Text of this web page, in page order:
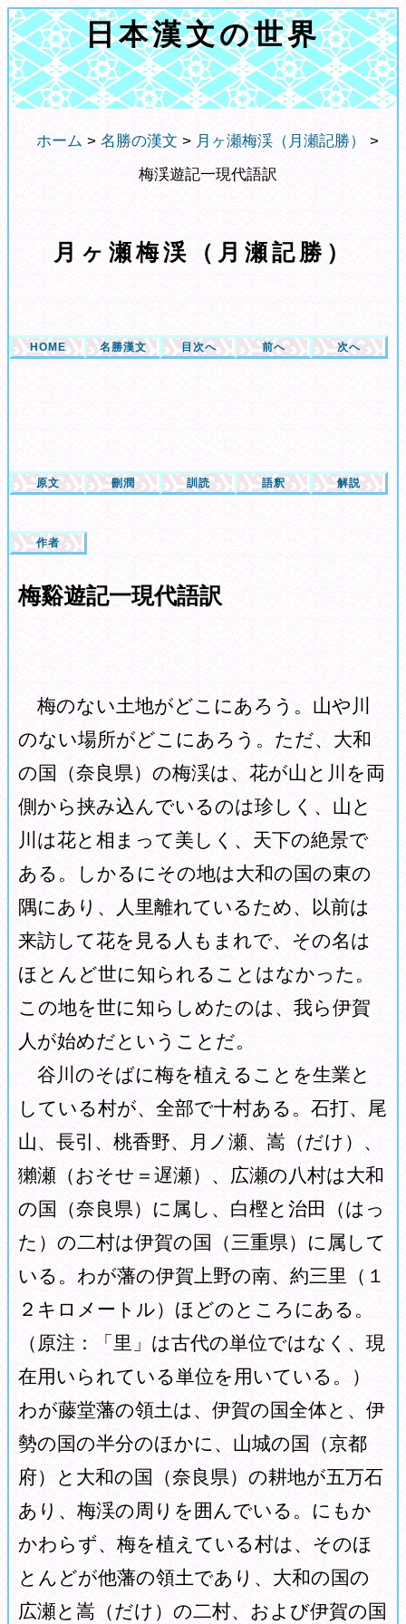
日本漢文の世界
月ヶ瀬梅渓（月瀬記勝）
梅谿遊記一現代語訳
梅のない土地がどこにあろう。山や川
のない場所がどこにあろう。ただ、大和
の国（奈良県）の梅渓は、花が山と川を両
側から挟み込んでいるのは珍しく、山と
川は花と相まって美しく、天下の絶景で
ある。しかるにその地は大和の国の東の
隅にあり、人里離れているため、以前は
来訪して花を見る人もまれで、その名は
ほとんど世に知られることはなかった。
この地を世に知らしめたのは、我ら伊賀
人が始めだということだ。
谷川のそばに梅を植えることを生業と
している村が、全部で十村ある。石打、尾
山、長引、桃香野、月ノ瀬、嵩（だけ）、
獺瀬（おそせ＝遅瀬）、広瀬の八村は大和
の国（奈良県）に属し、白樫と治田（はっ
た）の二村は伊賀の国（三重県）に属して
いる。わが藩の伊賀上野の南、約三里（１
２キロメートル）ほどのところにある。
（原注：「里」は古代の単位ではなく、現
在用いられている単位を用いている。）
わが藤堂藩の領土は、伊賀の国全体と、伊
勢の国の半分のほかに、山城の国（京都
府）と大和の国（奈良県）の耕地が五万石
あり、梅渓の周りを囲んでいる。にもか
かわらず、梅を植えている村は、そのほ
とんどが他藩の領土であり、大和の国の
広瀬と嵩（だけ）の二村、および伊賀の国
HOME 名勝漢文 目次へ 前へ 次へ
原文 刪潤 訓読 語釈 解説
作者
ホーム > 名勝の漢文 > 月ヶ瀬梅渓（月瀬記勝）
>
梅渓遊記一現代語訳